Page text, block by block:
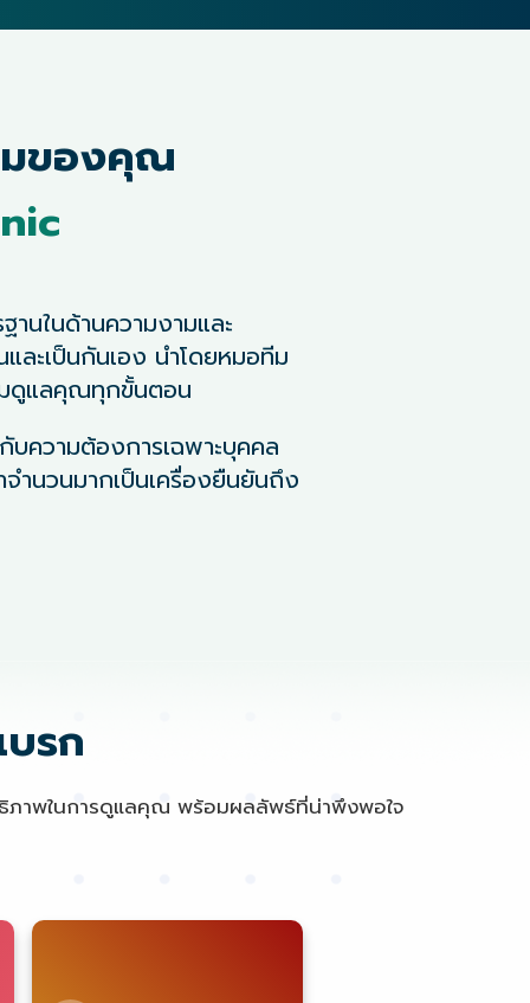
มของคุณ
านในด้านความงามและ
ละเป็นกันเอง นำโดยหมอทีม
ดูแลคุณทุกขั้นตอน
ความต้องการเฉพาะบุคคล
ำนวนมากเป็นเครื่องยืนยันถึง
รก
ธิภาพในการดูแลคุณ พร้อมผลลัพธ์ที่น่าพึงพอใจ